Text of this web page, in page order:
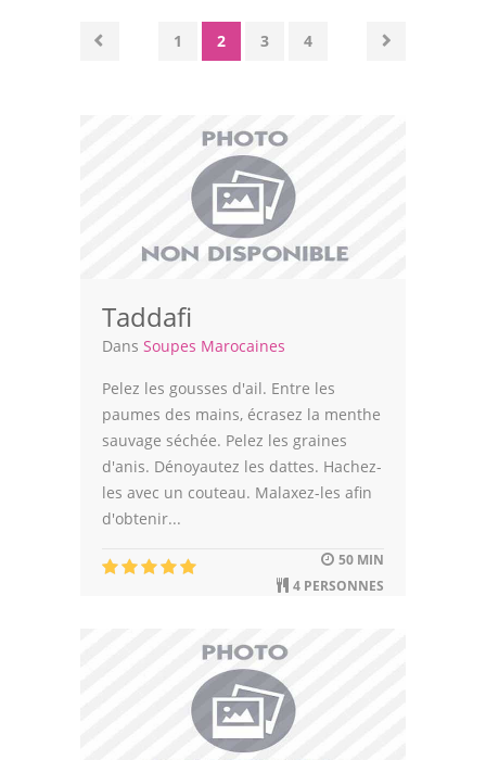
Cuisines Orientales
Recettes marocaine
Cuisine Algérienne
Cuisine Tunisienne
Cuisine Libanaise
Articles
Actualités
Astuces de cuisine
Leçons de cuisine
Fêtes Religieuses
Espace Personnel
1 2 3 4
Taddafi
Dans Soupes Marocaines
Pelez les gousses d'ail. Entre les
paumes des mains, écrasez la menthe
sauvage séchée. Pelez les graines
d'anis. Dénoyautez les dattes. Hachez-
les avec un couteau. Malaxez-les afin
d'obtenir...
50 MIN
4 PERSONNES